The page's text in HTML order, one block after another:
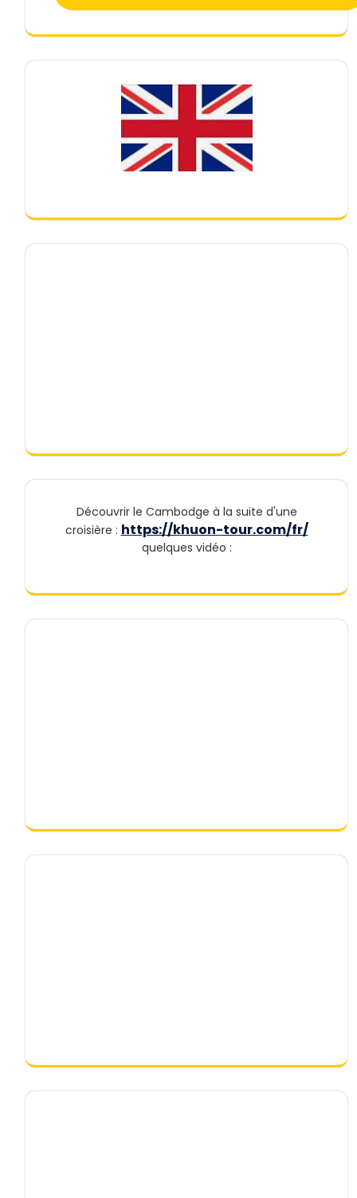
Découvrir le Cambodge à la suite d'une
croisière : https://khuon-tour.com/fr/
quelques vidéo :